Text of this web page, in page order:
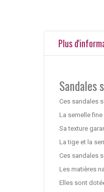
Plus
Sandales
Ces sandales
La semelle
Sa texture
La tige et la
Ces sandales
Les matières
Elles sont